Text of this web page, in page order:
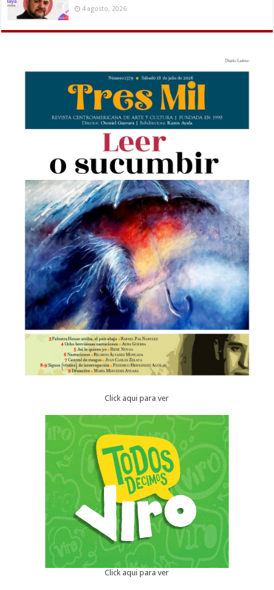
4 agosto, 2026
Click aqui para ver
Click aqui para ver